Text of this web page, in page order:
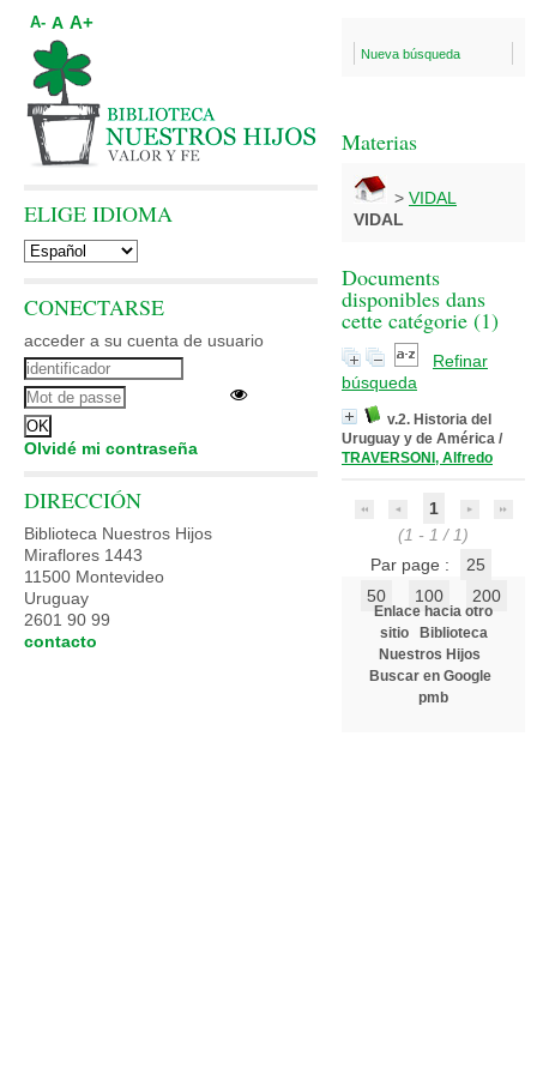
Nueva búsqueda
Materias
> VIDAL
VIDAL
Documents
disponibles dans
cette catégorie (1)
Refinar
búsqueda
v.2. Historia del
Uruguay y de América /
TRAVERSONI, Alfredo
1
(1 - 1 / 1)
Par page :
25
50
100 200
Enlace hacia otro
sitio
Biblioteca
Nuestros Hijos
Buscar en Google
pmb
A- A A+
ELIGE IDIOMA
CONECTARSE
acceder a su cuenta de usuario
Olvidé mi contraseña
DIRECCIÓN
Biblioteca Nuestros Hijos
Miraflores 1443
11500 Montevideo
Uruguay
2601 90 99
contacto